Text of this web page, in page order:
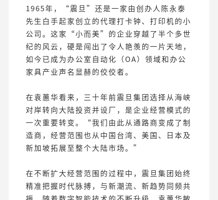
1965年，“震旦”还是一家由创办人陈永泰
先生白手起家创立的代理打卡钟、打印机的小
公司。这家“小而美”的企业穿越了半个多世
纪的风云，硬是闯出了令人艳羡的一片天地，
如今已成为办公室自动化（OA）领域和办公
家具产业声名显赫的佼佼者。
在袁蕙华看来，三十年前震旦集团选择从海峡
对岸转向大陆投资并设厂，是企业经营模式的
一次重要转变。“我们由此从通路商变成了制
造商，经营范围也从中国台湾、美国、日本及
新加坡拓展至整个大陆市场。”
在不断扩大经营范围的过程中，震旦集团始终
精准把握时代脉搏，与新潮流、新趋势同频共